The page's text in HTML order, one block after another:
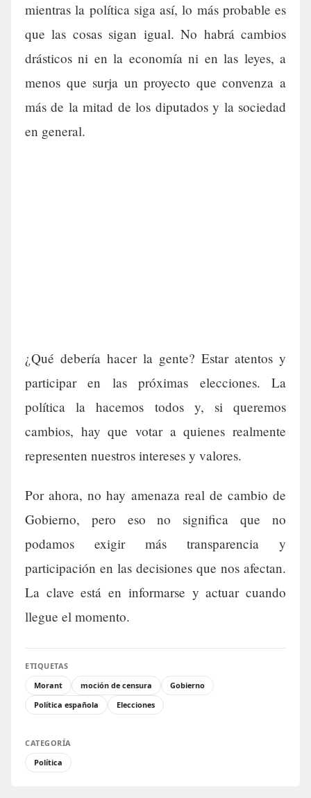
mientras la política siga así, lo más probable es
que las cosas sigan igual. No habrá cambios
drásticos ni en la economía ni en las leyes, a
menos que surja un proyecto que convenza a
más de la mitad de los diputados y la sociedad
en general.
¿Qué debería hacer la gente? Estar atentos y
participar en las próximas elecciones. La
política la hacemos todos y, si queremos
cambios, hay que votar a quienes realmente
representen nuestros intereses y valores.
Por ahora, no hay amenaza real de cambio de
Gobierno, pero eso no significa que no
podamos exigir más transparencia y
participación en las decisiones que nos afectan.
La clave está en informarse y actuar cuando
llegue el momento.
ETIQUETAS
Morant
moción de censura
Gobierno
Política española
Elecciones
CATEGORÍA
Política